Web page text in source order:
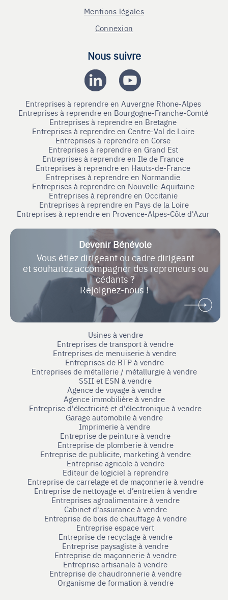
Mentions légales
Connexion
Nous suivre
Entreprises à reprendre en Auvergne Rhone-Alpes
Entreprises à reprendre en Bourgogne-Franche-Comté
Entreprises à reprendre en Bretagne
Entreprises à reprendre en Centre-Val de Loire
Entreprises à reprendre en Corse
Entreprises à reprendre en Grand Est
Entreprises à reprendre en Ile de France
Entreprises à reprendre en Hauts-de-France
Entreprises à reprendre en Normandie
Entreprises à reprendre en Nouvelle-Aquitaine
Entreprises à reprendre en Occitanie
Entreprises à reprendre en Pays de la Loire
Entreprises à reprendre en Provence-Alpes-Côte d'Azur
Devenir Bénévole
Vous étiez dirigeant ou cadre dirigeant
et souhaitez accompagner des repreneurs ou
cédants ?
Rejoignez-nous !
Usines à vendre
Entreprises de transport à vendre
Entreprises de menuiserie à vendre
Entreprises de BTP à vendre
Entreprises de métallerie / métallurgie à vendre
SSII et ESN à vendre
Agence de voyage à vendre
Agence immobilière à vendre
Entreprise d'électricité et d'électronique à vendre
Garage automobile à vendre
Imprimerie à vendre
Entreprise de peinture à vendre
Entreprise de plomberie à vendre
Entreprise de publicite, marketing à vendre
Entreprise agricole à vendre
Editeur de logiciel à reprendre
Entreprise de carrelage et de maçonnerie à vendre
Entreprise de nettoyage et d’entretien à vendre
Entreprises agroalimentaire à vendre
Cabinet d'assurance à vendre
Entreprise de bois de chauffage à vendre
Entreprise espace vert
Entreprise de recyclage à vendre
Entreprise paysagiste à vendre
Entreprise de maçonnerie à vendre
Entreprise artisanale à vendre
Entreprise de chaudronnerie à vendre
Organisme de formation à vendre